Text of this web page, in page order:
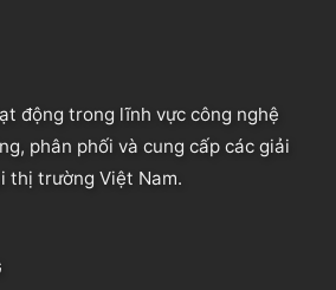
động trong lĩnh vực công nghệ
phân phối và cung cấp các giải
thị trường Việt Nam.